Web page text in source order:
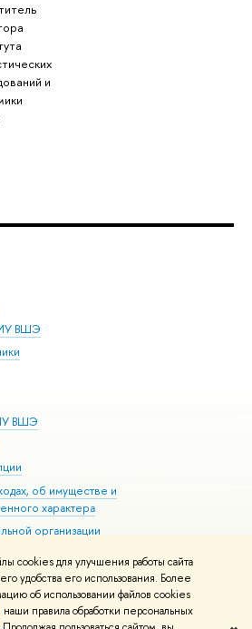
cookies для улучшения работы сайта
удобства его использования. Более
об использовании файлов cookies
наши правила обработки персональных
и
ВШЭ
ВШЭ
об имуществе и
характера
организации
здоровья